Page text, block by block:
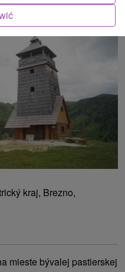
kraj, Brezno,
mieste bývalej pastierskej